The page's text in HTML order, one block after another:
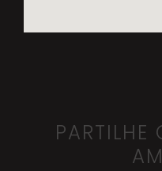
PARTILHE